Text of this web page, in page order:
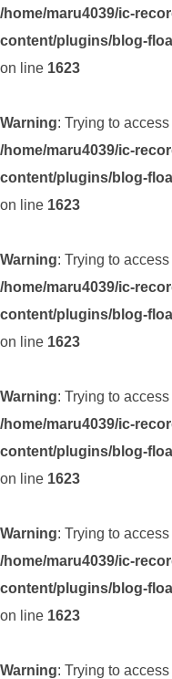
/home/maru4039/ic-
content/plugins/blog-
on line 1623
Warning: Trying to
/home/maru4039/ic-
content/plugins/blog-
on line 1623
Warning: Trying to
/home/maru4039/ic-
content/plugins/blog-
on line 1623
Warning: Trying to
/home/maru4039/ic-
content/plugins/blog-
on line 1623
Warning: Trying to
/home/maru4039/ic-
content/plugins/blog-
on line 1623
Warning: Trying to